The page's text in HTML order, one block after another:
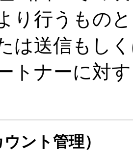
り行うもの
は送信もし
トナーに対
ント管理）